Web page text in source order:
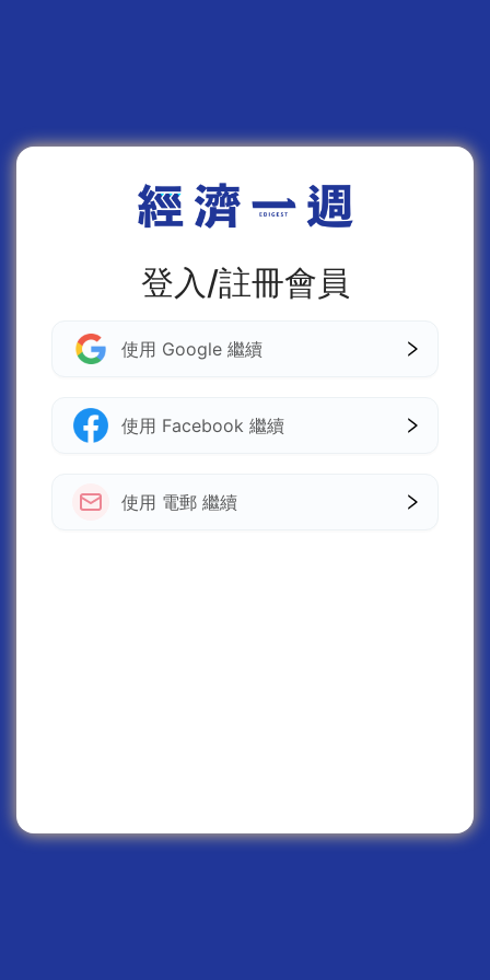
登入/註冊會員
使用 Google 繼續
使用 Facebook 繼續
使用 電郵 繼續